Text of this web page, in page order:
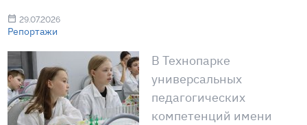
29.07.2026
Репортажи
В Технопарке
универсальных
педагогических
компетенций имени